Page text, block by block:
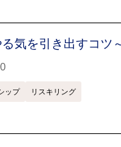
気を引き出すコツ
ップ リスキリング